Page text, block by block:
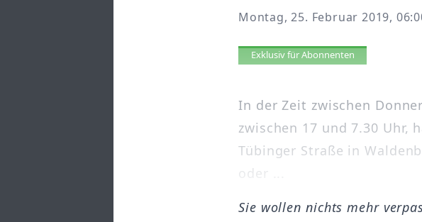
Montag, 25. Februar 2019,
Artikel vorlesen
Exklusiv für Abonnenten
In der Zeit zwischen
zwischen 17 und 7.30 Uhr,
Tübinger Straße in
oder ...
Sie wollen nichts mehr